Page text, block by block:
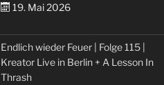
19. Mai 2026
Endlich wieder Feuer | Folge 115 |
Kreator Live in Berlin + A Lesson In
Thrash